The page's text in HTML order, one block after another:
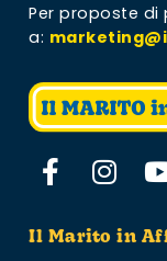
Per proposte di
a:
Il Marito in